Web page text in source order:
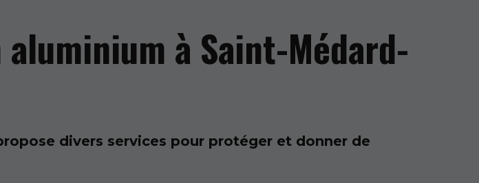
à Saint-Médard-
divers services pour protéger et donner de